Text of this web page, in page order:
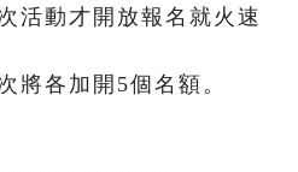
活動才開放報名就火速
將各加開5個名額。